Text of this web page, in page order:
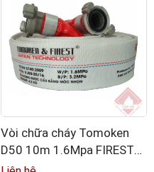
Vòi chữa cháy Tomoken
D50 10m 1.6Mpa FIREST
kèm khớp nối GOST